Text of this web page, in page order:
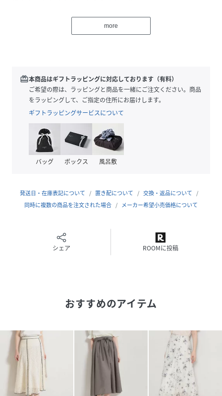
TOPSをインして着用していただくのがおすすめです。
ベルト通しがついているので、お手持ちのベルトをご利用し
シアー感のあるチェック柄です。
柄がある為、シワも目立ちにくく、お気軽に着ていただけま
【仕様】
・ポケットなし
・左脇ファスナー
・ウエスト後ろゴム
り、若干製品と画像のカラーが異なる場合もございます。
程よいボリューム感で体のラインを拾いにくく、上品な華や
主役アイテムです。
【26SSNEWARRIVAL】
【26SSNEWCOLLECTION】
more
redeem本商品はギフトラッピングに対応しております（有料）
ご希望の際は、ラッピングと商品を一緒にご注文ください。商品
をラッピングして、ご指定の住所にお届けします。
ギフトラッピングサービスについて
バッグ ボックス 風呂敷
発送日・在庫表記について 置き配について
交換・返品について
同時に複数の商品を注文された場合
メーカー希望小売価格について
シェア ROOMに投稿
おすすめのアイテム